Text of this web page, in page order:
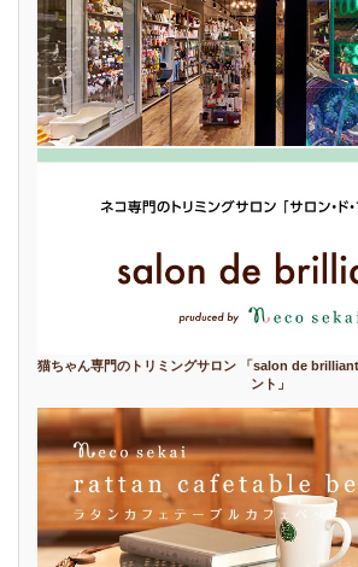
猫ちゃん専門のトリミングサロン 「salon de
ント」